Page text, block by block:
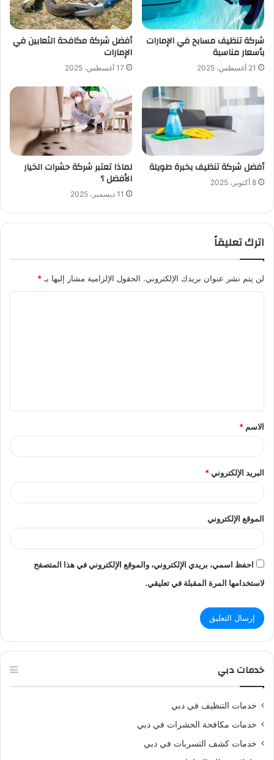
شركة تنظيف مسابح في الإمارات
بأسعار مناسبة
21 أغسطس، 2025
أفضل شركة مكافحة الثعابين في
الإمارات
17 أغسطس، 2025
أفضل شركة تنظيف بخبرة طويلة
8 أكتوبر، 2025
لماذا تعتبر شركة حشرات الخيار
الأفضل ؟
11 ديسمبر، 2025
اترك تعليقاً
لن يتم نشر عنوان بريدك الإلكتروني. الحقول الإلزامية مشار إليها بـ *
ق
*
الاسم *
البريد الإلكتروني*
الموقع الإلكتروني
احفظ اسمي، بريدي الإلكتروني، والموقع الإلكتروني في هذا المتصفح
لاستخدامها المرة المقبلة في تعليقي.
خدمات دبي
خدمات التنظيف في دبي
خدمات مكافحة الحشرات في دبي
خدمات كشف التسربات في دبي